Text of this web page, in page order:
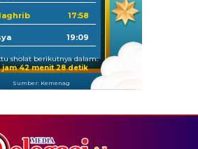
17:58
19:09
sholat berikutnya dalam:
jam 42 menit 28 detik
Sumber: Kemenag